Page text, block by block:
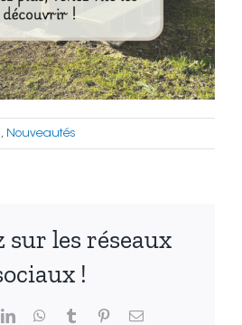
, Nouveautés
sur les réseaux
!
LinkedInWhatsApp
Tumblr PinterestEmail